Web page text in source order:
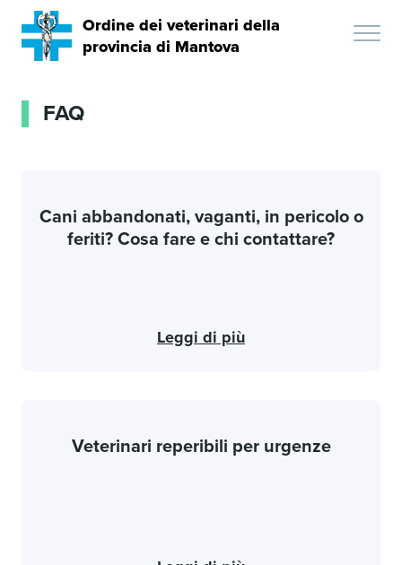
Ordine dei veterinari della
provincia di Mantova
FAQ
Cani abbandonati, vaganti, in pericolo o
feriti? Cosa fare e chi contattare?
Leggi di più
Veterinari reperibili per urgenze